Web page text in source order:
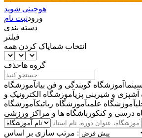
هوچینی شوید
ورودثبت نام
دسته بندی
فیلتر
انتخاب شماپاک کردن همه
گروه هاحذف
آموزشگاه گویندگی و فن بیانآموزشگاه
آشپزی و شیرینی پزیآموزشگاه الکترونیک و
آموزشگاه علمیآموزشگاه رباتیک
درسی و کنکور باشگاه ها و مراکز ورزشی
مرتب سازی بر اساس :